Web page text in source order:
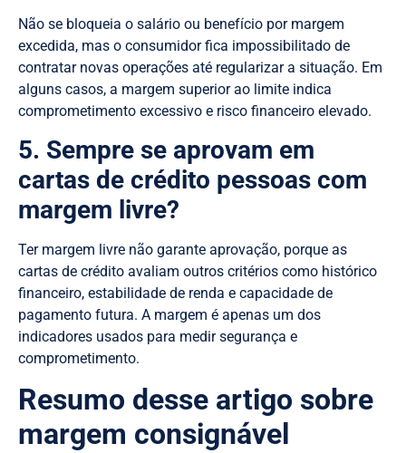
Não se bloqueia o salário ou benefício por margem
excedida, mas o consumidor fica impossibilitado de
contratar novas operações até regularizar a situação. Em
alguns casos, a margem superior ao limite indica
comprometimento excessivo e risco financeiro elevado.
5. Sempre se aprovam em
cartas de crédito pessoas com
margem livre?
Ter margem livre não garante aprovação, porque as
cartas de crédito avaliam outros critérios como histórico
financeiro, estabilidade de renda e capacidade de
pagamento futura. A margem é apenas um dos
indicadores usados para medir segurança e
comprometimento.
Resumo desse artigo sobre
margem consignável